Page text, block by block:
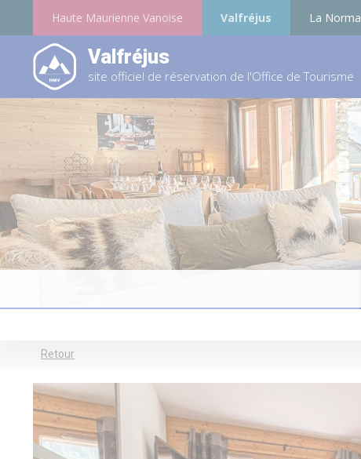
Haute Maurienne Vanoise Valfréjus La Norma
Valfréjus
site officiel de réservation de l'Office de Tourisme
Retour